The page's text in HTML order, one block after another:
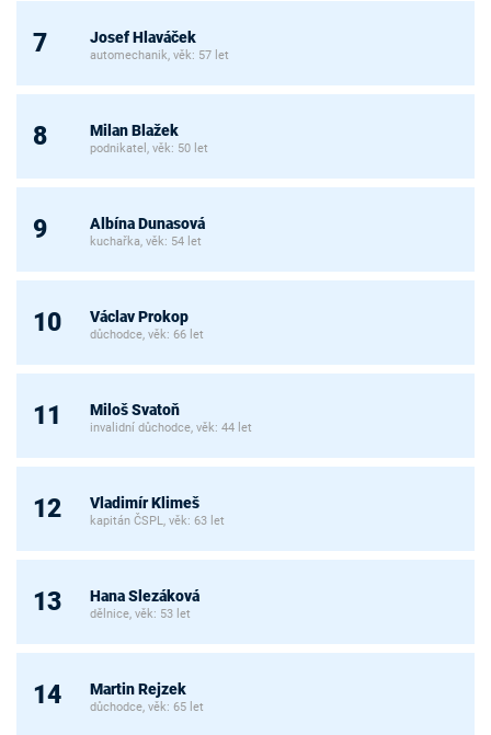
7 Josef Hlaváček
automechanik, věk: 57 let
8 Milan Blažek
podnikatel, věk: 50 let
9 Albína Dunasová
kuchařka, věk: 54 let
10 Václav Prokop
důchodce, věk: 66 let
11 Miloš Svatoň
invalidní důchodce, věk: 44 let
12 Vladimír Klimeš
kapitán ČSPL, věk: 63 let
13 Hana Slezáková
dělnice, věk: 53 let
14 Martin Rejzek
důchodce, věk: 65 let